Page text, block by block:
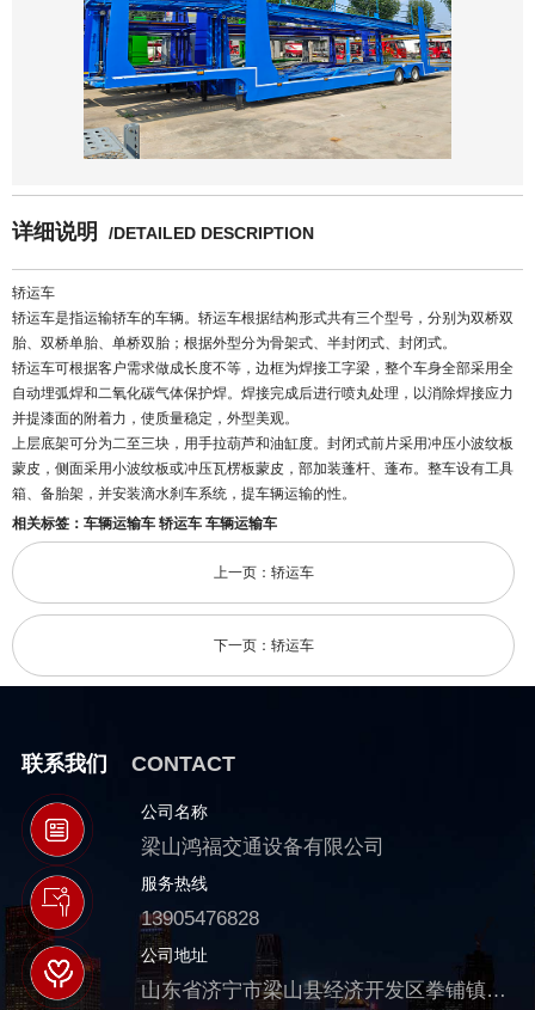
详细说明 /DETAILED DESCRIPTION
轿运车
轿运车是指运输轿车的车辆。轿运车根据结构形式共有三个型号，分别为双桥双
胎、双桥单胎、单桥双胎；根据外型分为骨架式、半封闭式、封闭式。
轿运车可根据客户需求做成长度不等，边框为焊接工字梁，整个车身全部采用全
自动埋弧焊和二氧化碳气体保护焊。焊接完成后进行喷丸处理，以消除焊接应力
并提漆面的附着力，使质量稳定，外型美观。
上层底架可分为二至三块，用手拉葫芦和油缸度。封闭式前片采用冲压小波纹板
蒙皮，侧面采用小波纹板或冲压瓦楞板蒙皮，部加装蓬杆、蓬布。整车设有工具
箱、备胎架，并安装滴水刹车系统，提车辆运输的性。
相关标签： 车辆运输车 轿运车 车辆运输车
上一页：轿运车
下一页：轿运车
联系我们 CONTACT
公司名称
梁山鸿福交通设备有限公司
服务热线
13905476828
公司地址
山东省济宁市梁山县经济开发区拳铺镇拳堂路39号